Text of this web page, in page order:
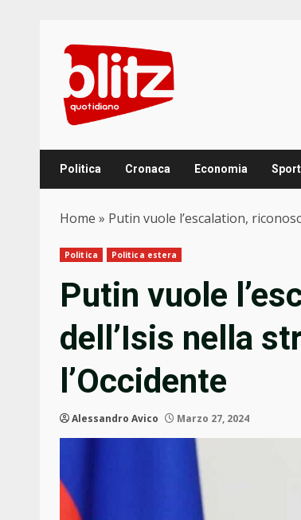
content
Politica Cronaca Economia Sport
Home » Putin vuole l’escalation,
Politica Politica estera
Putin vuole
dell’Isis nella
l’Occidente
Alessandro Avico Marzo 27, 2024